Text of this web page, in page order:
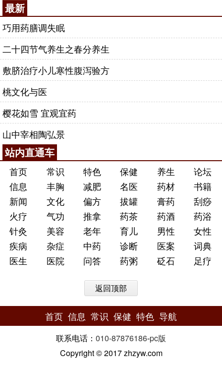
最新
巧用药膳调失眠
二十四节气养生之春分养生
敷脐治疗小儿寒性腹泻验方
桃文化与医
樱花如雪 宜观宜药
山中宰相陶弘景
站内直通车
首页 常识 特色 保健 养生
论坛
信息
丰胸 减肥 名医 药材
书籍
新闻
文化 偏方 拔罐 膏药
刮痧
火疗
气功 推拿 药茶 药酒
药浴
针灸
美容 老年 育儿 男性
女性
疾病
杂症 中药 诊断 医案
词典
医生
医院 问答 药粥 砭石 足疗
返回顶部
首页 信息 常识 保健 特色 导航
联系电话： 010-87876186-pc版
Copyright © 2017 zhzyw.com